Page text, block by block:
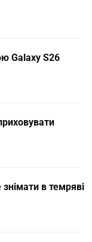
Galaxy S26
в темряві